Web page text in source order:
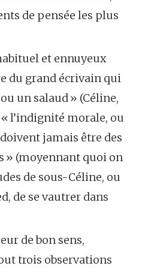
de pensée les plus
et ennuyeux
du grand écrivain qui
un salaud » (Céline,
l’indignité morale, ou
jamais être des
» (moyennant quoi on
de sous-Céline, ou
de se vautrer dans
de bon sens,
trois observations